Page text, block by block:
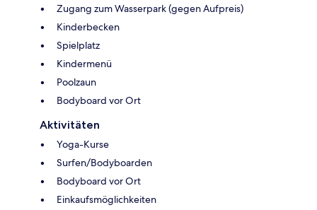
Zugang zum Wasserpark (gegen Aufpreis)
Kinderbecken
Spielplatz
Kindermenü
Poolzaun
Bodyboard vor Ort
Aktivitäten
Yoga-Kurse
Surfen/Bodyboarden
Bodyboard vor Ort
Einkaufsmöglichkeiten